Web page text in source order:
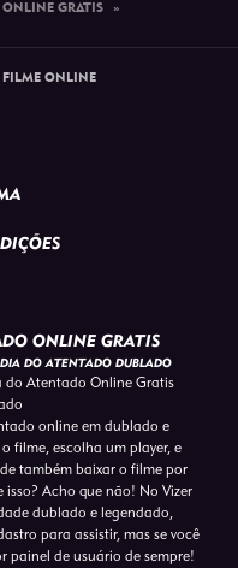
ONLINE GRATIS »
ONLINE
ONLINE GRATIS
DO ATENTADO DUBLADO
do Atentado Online Gratis
online em dublado e
filme, escolha um player, e
também baixar o filme por
isso? Acho que não! No Vizer
dublado e legendado,
para assistir, mas se você
painel de usuário de sempre!